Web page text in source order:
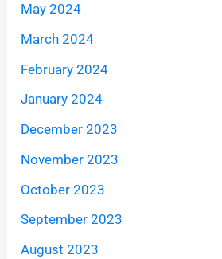
May 2024
March 2024
February 2024
January 2024
December 2023
November 2023
October 2023
September 2023
August 2023